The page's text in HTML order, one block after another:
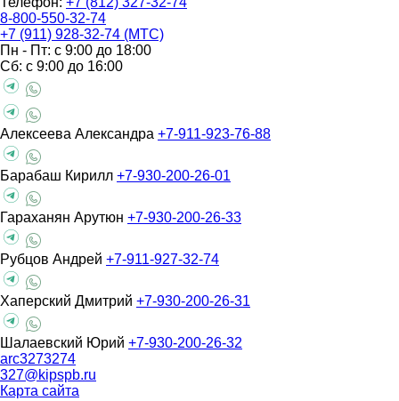
8-800-550-32-74
+7 (911) 928-32-74 (МТС)
Пн - Пт: с 9:00 до 18:00
Сб: с 9:00 до 16:00
Алексеева Александра +7-911-923-76-88
Барабаш Кирилл +7-930-200-26-01
Гараханян Арутюн +7-930-200-26-33
Рубцов Андрей +7-911-927-32-74
Хаперский Дмитрий +7-930-200-26-31
Шалаевский Юрий +7-930-200-26-32
arc3273274
327@kipspb.ru
Карта сайта